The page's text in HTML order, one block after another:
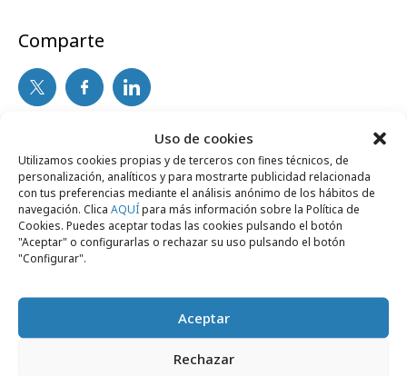
Uso de cookies
Utilizamos cookies propias y de terceros con fines técnicos, de
personalización, analíticos y para mostrarte publicidad relacionada
con tus preferencias mediante el análisis anónimo de los hábitos de
navegación. Clica AQUÍpara más información sobre la Política de
Cookies. Puedes aceptar todas las cookies pulsando el botón
"Aceptar" o configurarlas o rechazar su uso pulsando el botón
"Configurar".
Aceptar
Rechazar
Comparte
Noticias Relacionadas
Profesionales